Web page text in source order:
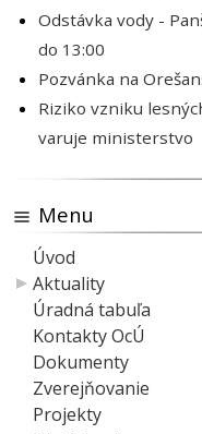
Odstávka vody -
do 13:00
Pozvánka na
Riziko vzniku
varuje ministerstvo
Menu
Úvod
Aktuality
Úradná tabuľa
Kontakty OcÚ
Dokumenty
Zverejňovanie
Projekty